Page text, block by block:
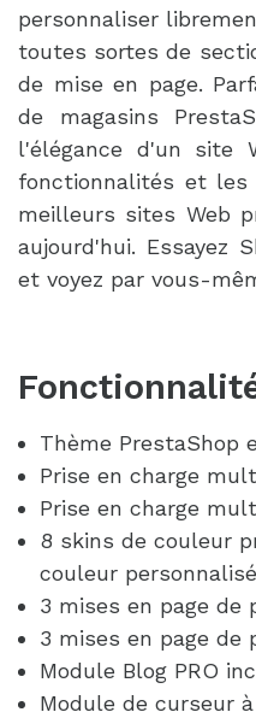
personnaliser
toutes sortes de
de mise en page.
de magasins
l'élégance d'un site
fonctionnalités et les
meilleurs sites Web
aujourd'hui. Essayez
et voyez par vous-
Thème PrestaShop
Prise en charge
Prise en charge
8 skins de couleur
couleur
3 mises en page de
3 mises en page de
Module Blog PRO
Module de curseur